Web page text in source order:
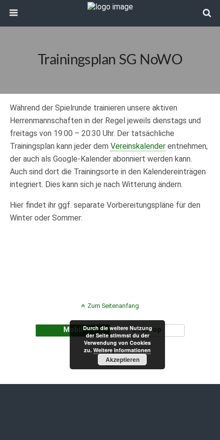
Trainingsplan SG NoWO
Während der Spielrunde trainieren unsere aktiven
Herrenmannschaften in der Regel jeweils dienstags und
freitags von 19:00 – 20:30 Uhr. Der tatsächliche
Trainingsplan kann jeder dem Vereinskalender entnehmen,
der auch als Google-Kalender abonniert werden kann.
Auch sind dort die Trainingsorte in den Kalendereinträgen
integriert. Dies kann sich je nach Witterung ändern.
Hier findet ihr ggf. separate Vorbereitungspläne für den
Winter oder Sommer:
Zum Seitenanfang
Mobil Desktop
Durch die weitere Nutzung
der Seite stimmst du der
Verwendung von Cookies
zu. Weitere Informationen
Akzeptieren